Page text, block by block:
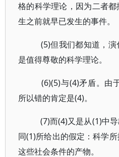
格的科学理论，因为二者
生之前就早已发生的事件。
(5)但我们都知道，
是值得尊敬的科学理论。
(6)(5)与(4)矛盾。由
所以错的肯定是(4)。
(7)而(4)又是从(1)中
同(1)所给出的假定：科学
这些社会条件的产物。